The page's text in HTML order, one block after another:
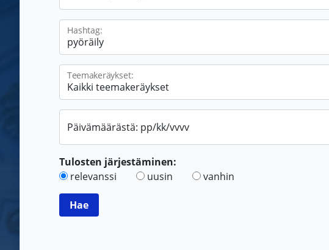
Hashtag:
Teemakeräykset:
Päivämäärästä: pp/kk/vvvv
Tulosten järjestäminen:
relevanssi
uusin vanhin